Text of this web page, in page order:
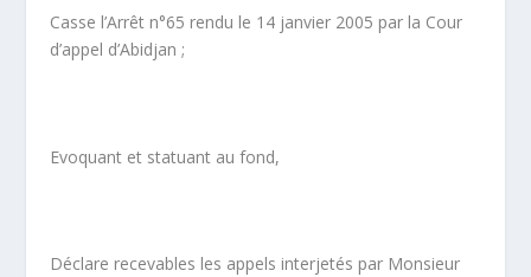
Casse l’Arrêt n°65 rendu le 14 janvier 2005 par la Cour
d’appel d’Abidjan ;
Evoquant et statuant au fond,
Déclare recevables les appels interjetés par Monsieur